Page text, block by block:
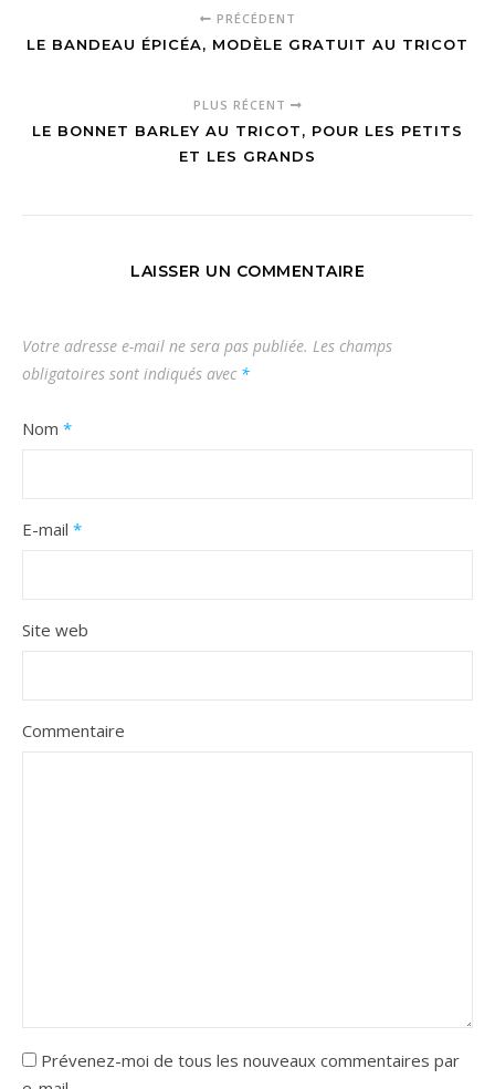
PRÉCÉDENT
LE BANDEAU ÉPICÉA, MODÈLE GRATUIT AU TRICOT
PLUS RÉCENT
LE BONNET BARLEY AU TRICOT, POUR LES PETITS
ET LES GRANDS
LAISSER UN COMMENTAIRE
Votre adresse e-mail ne sera pas publiée. Les champs
obligatoires sont indiqués avec *
Nom *
E-mail *
Site web
Commentaire
Prévenez-moi de tous les nouveaux commentaires par